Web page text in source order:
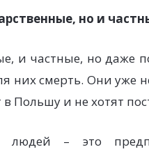
но и
и частные, но даже
них смерть. Они
в Польшу и не хотят
людей – это